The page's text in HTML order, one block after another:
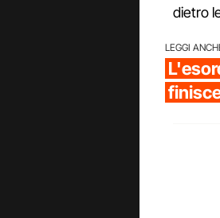
dietro
LEGGI